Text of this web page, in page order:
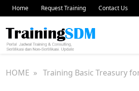
Home Request Training Contact Us
HOME » Training Basic Treasury